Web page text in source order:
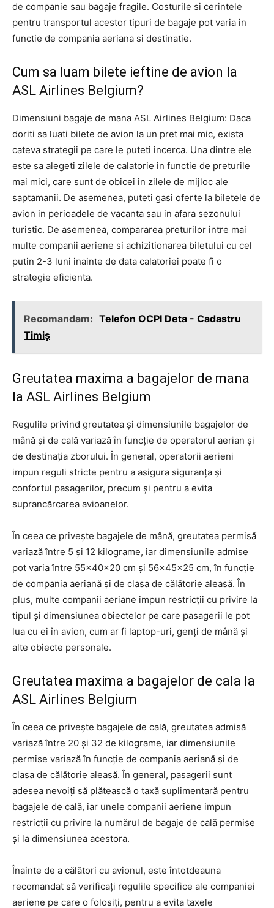
de companie sau bagaje fragile. Costurile si cerintele
pentru transportul acestor tipuri de bagaje pot varia in
functie de compania aeriana si destinatie.
Cum sa luam bilete ieftine de avion la
ASL Airlines Belgium?
Dimensiuni bagaje de mana ASL Airlines Belgium: Daca
doriti sa luati bilete de avion la un pret mai mic, exista
cateva strategii pe care le puteti incerca. Una dintre ele
este sa alegeti zilele de calatorie in functie de preturile
mai mici, care sunt de obicei in zilele de mijloc ale
saptamanii. De asemenea, puteti gasi oferte la biletele de
avion in perioadele de vacanta sau in afara sezonului
turistic. De asemenea, compararea preturilor intre mai
multe companii aeriene si achizitionarea biletului cu cel
putin 2-3 luni inainte de data calatoriei poate fi o
strategie eficienta.
Recomandam: Telefon OCPI Deta - Cadastru
Timiş
Greutatea maxima a bagajelor de mana
la ASL Airlines Belgium
Regulile privind greutatea și dimensiunile bagajelor de
mână și de cală variază în funcție de operatorul aerian și
de destinația zborului. În general, operatorii aerieni
impun reguli stricte pentru a asigura siguranța și
confortul pasagerilor, precum și pentru a evita
suprancărcarea avioanelor.
În ceea ce privește bagajele de mână, greutatea permisă
variază între 5 și 12 kilograme, iar dimensiunile admise
pot varia între 55x40x20 cm și 56x45x25 cm, în funcție
de compania aeriană și de clasa de călătorie aleasă. În
plus, multe companii aeriane impun restricții cu privire la
tipul și dimensiunea obiectelor pe care pasagerii le pot
lua cu ei în avion, cum ar fi laptop-uri, genți de mână și
alte obiecte personale.
Greutatea maxima a bagajelor de cala la
ASL Airlines Belgium
În ceea ce privește bagajele de cală, greutatea admisă
variază între 20 și 32 de kilograme, iar dimensiunile
permise variază în funcție de compania aeriană și de
clasa de călătorie aleasă. În general, pasagerii sunt
adesea nevoiți să plătească o taxă suplimentară pentru
bagajele de cală, iar unele companii aeriene impun
restricții cu privire la numărul de bagaje de cală permise
și la dimensiunea acestora.
Înainte de a călători cu avionul, este întotdeauna
recomandat să verificați regulile specifice ale companiei
aeriene pe care o folosiți, pentru a evita taxele